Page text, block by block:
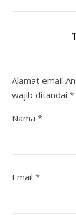
Alamat email
wajib ditandai *
Nama *
Email *